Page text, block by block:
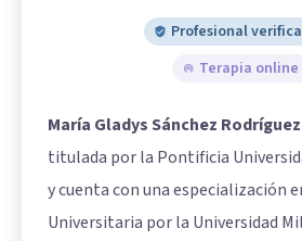
Profesional
Terapia online
María Gladys Sánchez Rodríguez
titulada por la Pontificia
y cuenta con una especialización
Universitaria por la Universidad